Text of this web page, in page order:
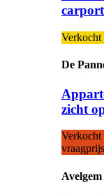
Verkocht
De
zicht
Verkocht
vraagprijs
Avelgem